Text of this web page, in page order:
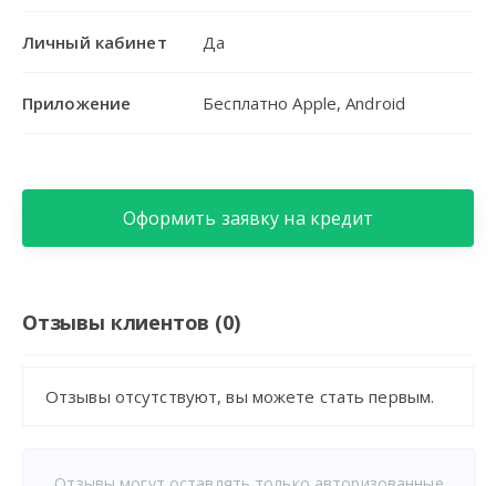
Личный кабинет Да
Приложение Бесплатно Apple, Android
Оформить заявку на кредит
Отзывы клиентов (0)
Отзывы отсутствуют, вы можете стать первым.